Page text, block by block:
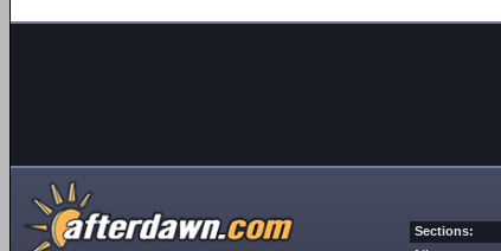
Sections: